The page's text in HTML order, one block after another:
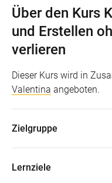
Über den Kurs
und Erstellen
verlieren
Dieser Kurs wird in
Valentina angeboten.
Zielgruppe
Lernziele